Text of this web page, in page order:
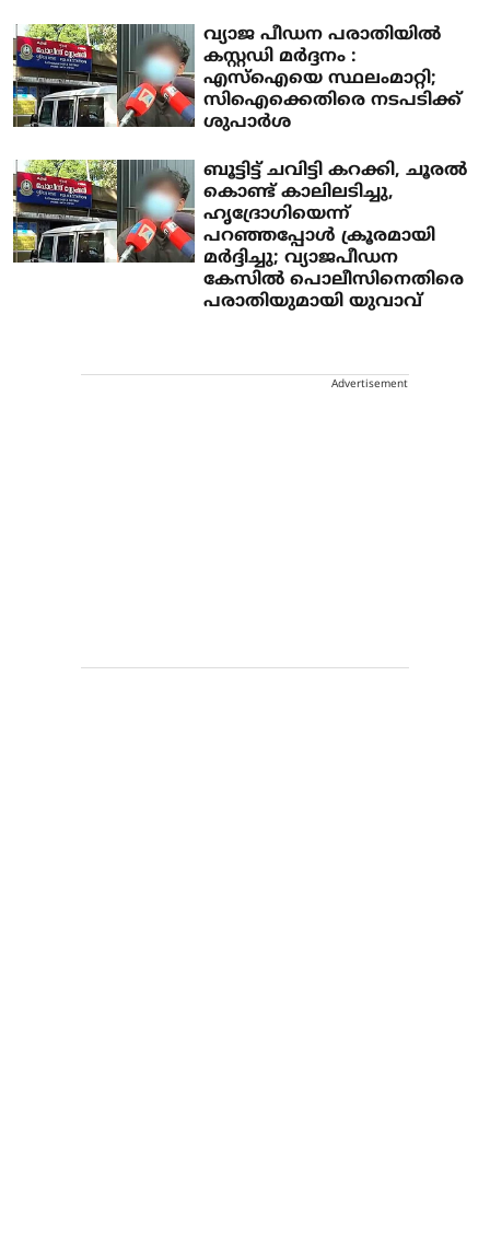
വ്യാജ പീഡന പരാതിയില്‍
കസ്റ്റഡി മര്‍ദ്ദനം :
എസ്‌ഐയെ സ്ഥലംമാറ്റി;
സിഐക്കെതിരെ നടപടിക്ക്
ശുപാര്‍ശ
ബൂട്ടിട്ട് ചവിട്ടി കറക്കി, ചൂരല്‍
കൊണ്ട് കാലിലടിച്ചു,
ഹൃദ്രോഗിയെന്ന്
പറഞ്ഞപ്പോള്‍ ക്രൂരമായി
മര്‍ദ്ദിച്ചു; വ്യാജപീഡന
കേസിൽ പൊലീസിനെതിരെ
പരാതിയുമായി യുവാവ്
Advertisement